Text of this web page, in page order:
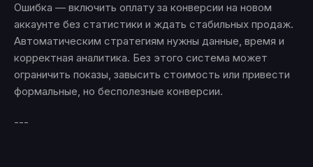
Ошибка — включить оплату за конверсии на новом
аккаунте без статистики и ждать стабильных продаж.
Автоматическим стратегиям нужны данные, время и
корректная аналитика. Без этого система может
ограничить показы, завысить стоимость или привести
формальные, но бесполезные конверсии.
---